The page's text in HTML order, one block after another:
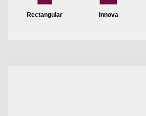
Rectangular Innova